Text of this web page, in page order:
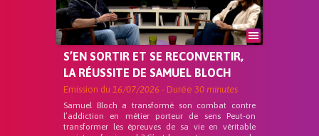
S’EN SORTIR ET SE RECONVERTIR,
LA RÉUSSITE DE SAMUEL BLOCH
Emission du 16/07/2026 - Durée 30 minutes
Samuel Bloch a transformé son combat contre
l’addiction en métier porteur de sens Peut-on
transformer les épreuves de sa vie en véritable